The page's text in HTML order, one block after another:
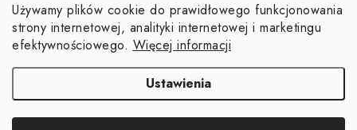
Używamy plików cookie do prawidłowego funkcjonowania
strony internetowej, analityki internetowej i marketingu
efektywnościowego. Więcej informacji
Ustawienia
Regulamin e-sklepu
Ochrona danych osobowych
Blog
Kontakty
Odkryj magię kieszeni magnetycznych
15.4.2025
Facebook
Copyright 2026Magsy.pl. Wszystkie prawa zastrzeżone.Edytuj ustawienia